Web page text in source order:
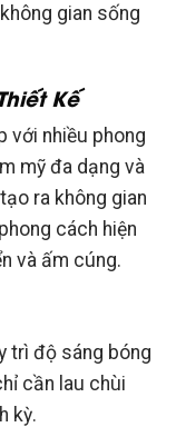
gian sống
Kế
với nhiều phong
mỹ đa dạng và
ra không gian
cách hiện
và ấm cúng.
trì độ sáng bóng
cần lau chùi
kỳ.